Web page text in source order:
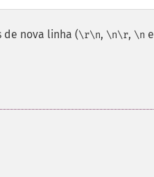
de nova linha (\r\n, \n\r, \n e